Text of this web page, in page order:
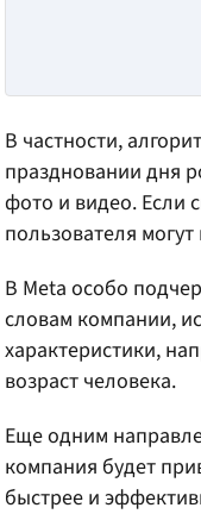
В частности,
праздновании дня
фото и видео. Если
пользователя
В Meta особо
словам компании,
характеристики,
возраст человека.
Еще одним
компания будет
быстрее и